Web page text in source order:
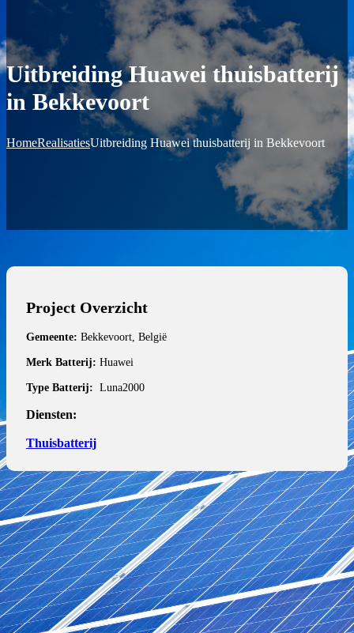
Uitbreiding Huawei thuisbatterij
in Bekkevoort
HomeRealisatiesUitbreiding Huawei thuisbatterij in Bekkevoort
Project Overzicht
Gemeente: Bekkevoort, België
Merk Batterij: Huawei
Type Batterij: Luna2000
Diensten:
Thuisbatterij